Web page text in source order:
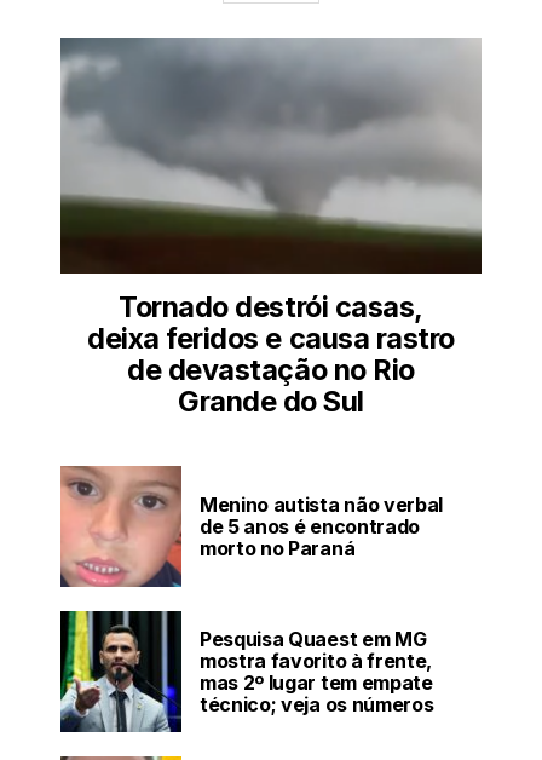
Tornado destrói casas,
deixa feridos e causa rastro
de devastação no Rio
Grande do Sul
Menino autista não verbal
de 5 anos é encontrado
morto no Paraná
Pesquisa Quaest em MG
mostra favorito à frente,
mas 2º lugar tem empate
técnico; veja os números